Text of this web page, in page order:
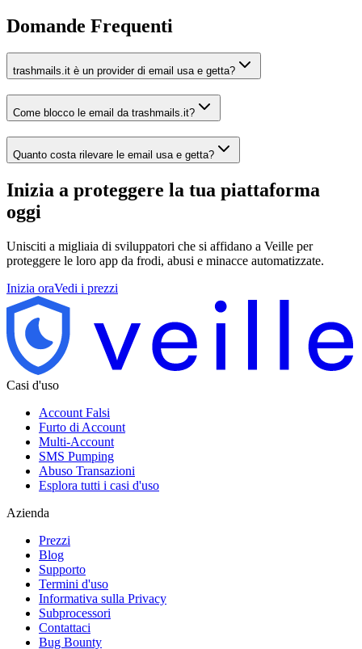
Domande Frequenti
trashmails.it è un provider di email usa e getta?
Come blocco le email da trashmails.it?
Quanto costa rilevare le email usa e getta?
Inizia a proteggere la tua piattaforma
oggi
Unisciti a migliaia di sviluppatori che si affidano a Veille per
proteggere le loro app da frodi, abusi e minacce automatizzate.
Inizia oraVedi i prezzi
Casi d'uso
Account Falsi
Furto di Account
Multi-Account
SMS Pumping
Abuso Transazioni
Esplora tutti i casi d'uso
Azienda
Prezzi
Blog
Supporto
Termini d'uso
Informativa sulla Privacy
Subprocessori
Contattaci
Bug Bounty